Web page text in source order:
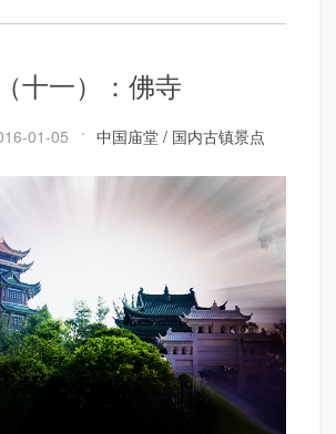
十一）：佛寺
01-05 中国庙堂 / 国内古镇景点